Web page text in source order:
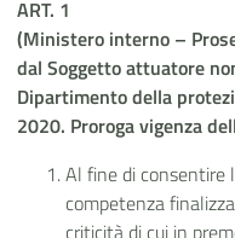
ART. 1
(Ministero interno –
dal Soggetto attuatore
Dipartimento della
2020. Proroga vigenza
Al fine di consentire
competenza
criticità di cui in